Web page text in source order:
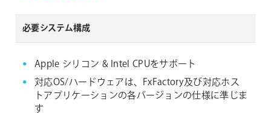
必要システム構成
Apple シリコン & Intel CPUをサポート
対応OS/ハードウェアは、FxFactory及び対応ホス
トアプリケーションの各バージョンの仕様に準じま
す